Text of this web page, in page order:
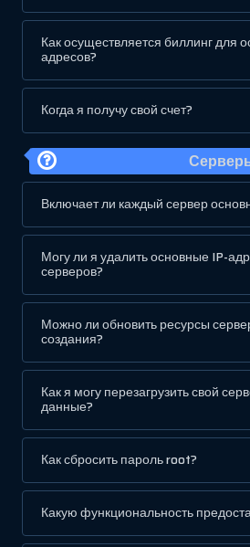
Как осуществляется биллинг для
адресов?
Когда я получу свой счет?
Включает ли каждый сервер
Могу ли я удалить основные IP-
серверов?
Можно ли обновить ресурсы
создания?
Как я могу перезагрузить свой
данные?
Как сбросить пароль root?
Какую функциональность